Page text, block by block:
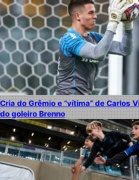
Cria do Grêmio e “vítima” de Carlos
do goleiro Brenno